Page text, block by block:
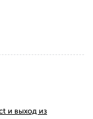
и выход из